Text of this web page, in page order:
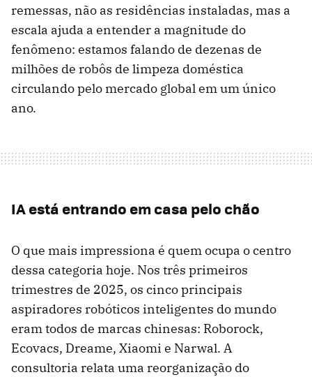
remessas, não as residências instaladas, mas a
escala ajuda a entender a magnitude do
fenômeno: estamos falando de dezenas de
milhões de robôs de limpeza doméstica
circulando pelo mercado global em um único
ano.
IA está entrando em casa pelo chão
O que mais impressiona é quem ocupa o centro
dessa categoria hoje. Nos três primeiros
trimestres de 2025, os cinco principais
aspiradores robóticos inteligentes do mundo
eram todos de marcas chinesas: Roborock,
Ecovacs, Dreame, Xiaomi e Narwal. A
consultoria relata uma reorganização do